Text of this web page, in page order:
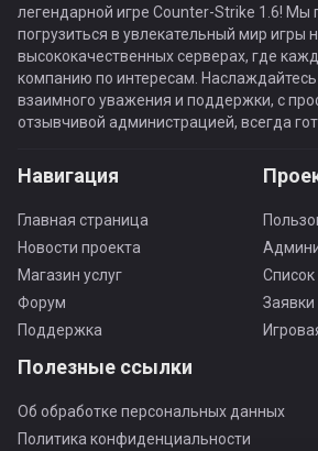
легендарной игре Counter-Strike 1.6! Мы
погрузиться в увлекательный мир игры
высококачественных серверах, где
компанию по интересам.
взаимного уважения и поддержки, с
отзывчивой администрацией, всегда
Навигация
Главная страница
Новости проекта
Магазин услуг
Форум
Поддержка
Список
Заявки
Полезные ссылки
Об обработке персональных данных
Политика конфиденциальности